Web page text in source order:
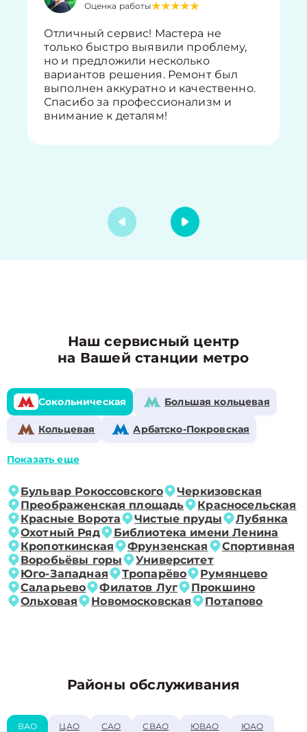
Оценка работы
Отличный сервис! Мастера не
только быстро выявили проблему,
но и предложили несколько
вариантов решения. Ремонт был
выполнен аккуратно и качественно.
Спасибо за профессионализм и
внимание к деталям!
Наш сервисный центр
на Вашей станции метро
Сокольническая Большая кольцевая
Кольцевая Арбатско-Покровская
Показать еще
Бульвар Рокоссовского
Черкизовская
Преображенская площадь
Красносельская
Красные Ворота
Чистые пруды
Лубянка
Охотный Ряд
Библиотека имени Ленина
Кропоткинская
Фрунзенская
Спортивная
Воробьёвы горы
Университет
Юго-Западная
Тропарёво
Румянцево
Саларьево
Филатов Луг
Прокшино
Ольховая
Новомосковская Потапово
Районы обслуживания
ВАО ЦАО САО СВАО ЮВАО ЮАО